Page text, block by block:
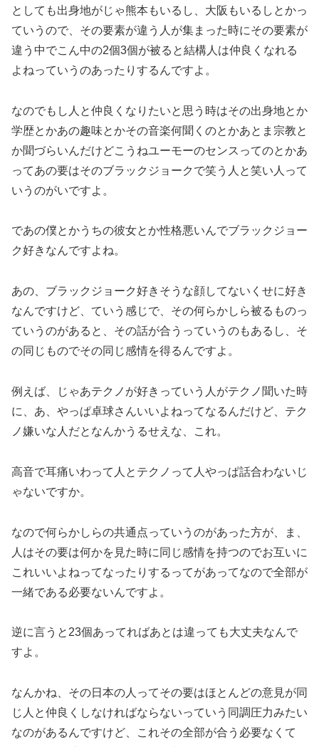
としても出身地がじゃ熊本もいるし、大阪もいるしとかっ
ていうので、その要素が違う人が集まった時にその要素が
違う中でこん中の2個3個が被ると結構人は仲良くなれる
よねっていうのあったりするんですよ。
なのでもし人と仲良くなりたいと思う時はその出身地とか
学歴とかあの趣味とかその音楽何聞くのとかあとま宗教と
か聞づらいんだけどこうねユーモーのセンスってのとかあ
ってあの要はそのブラックジョークで笑う人と笑い人って
いうのがいですよ。
であの僕とかうちの彼女とか性格悪いんでブラックジョー
ク好きなんですよね。
あの、ブラックジョーク好きそうな顔してないくせに好き
なんですけど、ていう感じで、その何らかしら被るものっ
ていうのがあると、その話が合うっていうのもあるし、そ
の同じものでその同じ感情を得るんですよ。
例えば、じゃあテクノが好きっていう人がテクノ聞いた時
に、あ、やっぱ卓球さんいいよねってなるんだけど、テク
ノ嫌いな人だとなんかうるせえな、これ。
高音で耳痛いわって人とテクノって人やっぱ話合わないじ
ゃないですか。
なので何らかしらの共通点っていうのがあった方が、ま、
人はその要は何かを見た時に同じ感情を持つのでお互いに
これいいよねってなったりするってがあってなので全部が
一緒である必要ないんですよ。
逆に言うと23個あってればあとは違っても大丈夫なんで
すよ。
なんかね、その日本の人ってその要はほとんどの意見が同
じ人と仲良くしなければならないっていう同調圧力みたい
なのがあるんですけど、これその全部が合う必要なくて